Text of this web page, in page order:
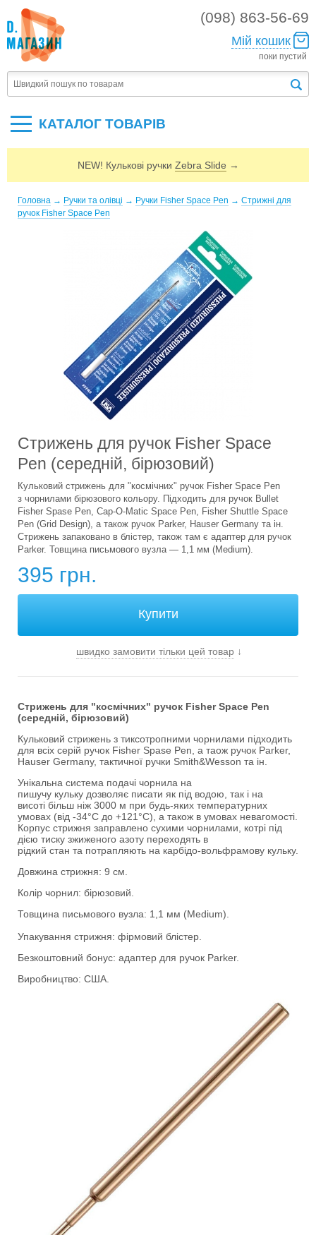
(098) 863-56-69
Мій кошик
поки пустий
КАТАЛОГ ТОВАРIВ
NEW! Кулькові ручки Zebra Slide →
Головна → Ручки та олівці → Ручки Fisher Space Pen → Стрижні для
ручок Fisher Space Pen
Стрижень для ручок Fisher Space
Pen (середній, бірюзовий)
Кульковий стрижень для "космічних" ручок Fisher Space Pen
з чорнилами бірюзового кольору. Підходить для ручок Bullet
Fisher Spase Pen, Cap-O-Matic Space Pen, Fisher Shuttle Space
Pen (Grid Design), а також ручок Parker, Hauser Germany та ін.
Стрижень запаковано в блістер, також там є адаптер для ручок
Parker. Товщина письмового вузла — 1,1 мм (Medium).
395 грн.
швидко замовити тільки цей товар↓
Стрижень для "космічних" ручок Fisher Space Pen
(середній, бірюзовий)
Кульковий стрижень з тиксотропними чорнилами підходить
для всіх серій ручок Fisher Spase Pen, а таож ручок Parker,
Hauser Germany, тактичної ручки Smith&Wesson та ін.
Унікальна система подачі чорнила на
пишучу кульку дозволяє писати як під водою, так і на
висоті більш ніж 3000 м при будь-яких температурних
умовах (від -34°С до +121°С), а також в умовах невагомості.
Корпус стрижня заправлено сухими чорнилами, котрі під
дією тиску зжиженого азоту переходять в
рідкий стан та потрапляють на карбідо-вольфрамову кульку.
Довжина стрижня: 9 см.
Колір чорнил: бірюзовий.
Товщина письмового вузла: 1,1 мм (Medium).
Упакування стрижня: фірмовий блістер.
Безкоштовний бонус: адаптер для ручок Parker.
Виробництво: США.